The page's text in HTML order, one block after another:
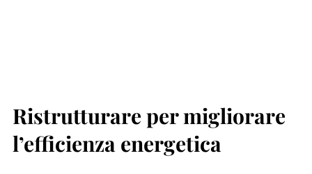
Ristrutturare per migliorare
l’efficienza energetica